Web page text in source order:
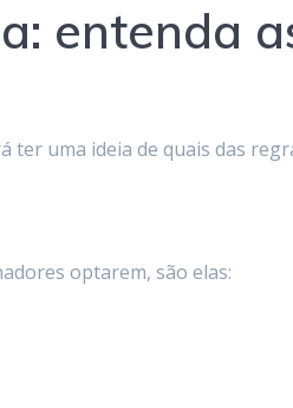
entenda
uma ideia de quais das
optarem, são elas: